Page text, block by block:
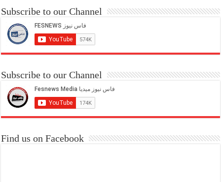
Subscribe to our Channel
Subscribe to our Channel
Find us on Facebook